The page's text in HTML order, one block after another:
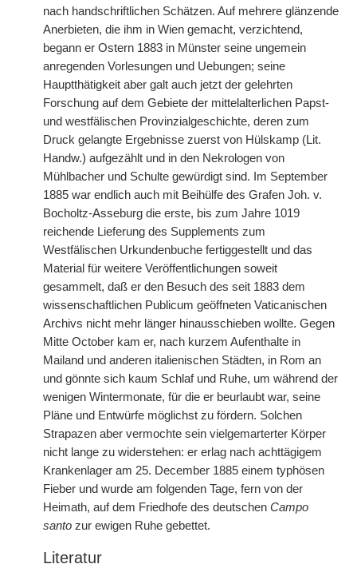
nach handschriftlichen Schätzen. Auf mehrere glänzende
Anerbieten, die ihm in Wien gemacht, verzichtend,
begann er Ostern 1883 in Münster seine ungemein
anregenden Vorlesungen und Uebungen; seine
Hauptthätigkeit aber galt auch jetzt der gelehrten
Forschung auf dem Gebiete der mittelalterlichen Papst-
und westfälischen Provinzialgeschichte, deren zum
Druck gelangte Ergebnisse zuerst von Hülskamp (Lit.
Handw.) aufgezählt und in den Nekrologen von
Mühlbacher und Schulte gewürdigt sind. Im September
1885 war endlich auch mit Beihülfe des Grafen Joh. v.
Bocholtz-Asseburg die erste, bis zum Jahre 1019
reichende Lieferung des Supplements zum
Westfälischen Urkundenbuche fertiggestellt und das
Material für weitere Veröffentlichungen soweit
gesammelt, daß er den Besuch des seit 1883 dem
wissenschaftlichen Publicum geöffneten Vaticanischen
Archivs nicht mehr länger hinausschieben wollte. Gegen
Mitte October kam er, nach kurzem Aufenthalte in
Mailand und anderen italienischen Städten, in Rom an
und gönnte sich kaum Schlaf und Ruhe, um während der
wenigen Wintermonate, für die er beurlaubt war, seine
Pläne und Entwürfe möglichst zu fördern. Solchen
Strapazen aber vermochte sein vielgemarterter Körper
nicht lange zu widerstehen: er erlag nach achttägigem
Krankenlager am 25. December 1885 einem typhösen
Fieber und wurde am folgenden Tage, fern von der
Heimath, auf dem Friedhofe des deutschen Campo
santo zur ewigen Ruhe gebettet.
Literatur